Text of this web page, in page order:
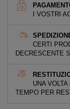
I VOSTRI
CERTI
DECRESCENTE
UNA
TEMPO PER